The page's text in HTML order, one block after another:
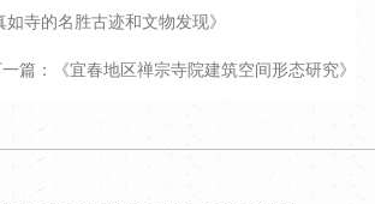
如寺的名胜古迹和文物发现》
篇：《宜春地区禅宗寺院建筑空间形态研究》